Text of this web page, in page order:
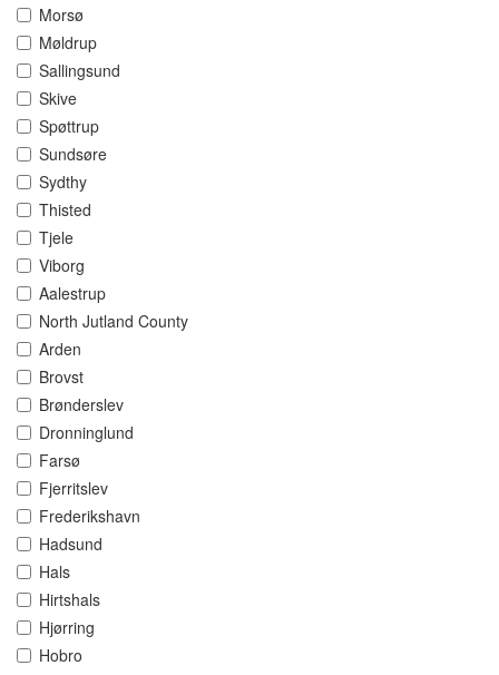
Morsø
Møldrup
Sallingsund
Skive
Spøttrup
Sundsøre
Sydthy
Thisted
Tjele
Viborg
Aalestrup
North Jutland County
Arden
Brovst
Brønderslev
Dronninglund
Farsø
Fjerritslev
Frederikshavn
Hadsund
Hals
Hirtshals
Hjørring
Hobro